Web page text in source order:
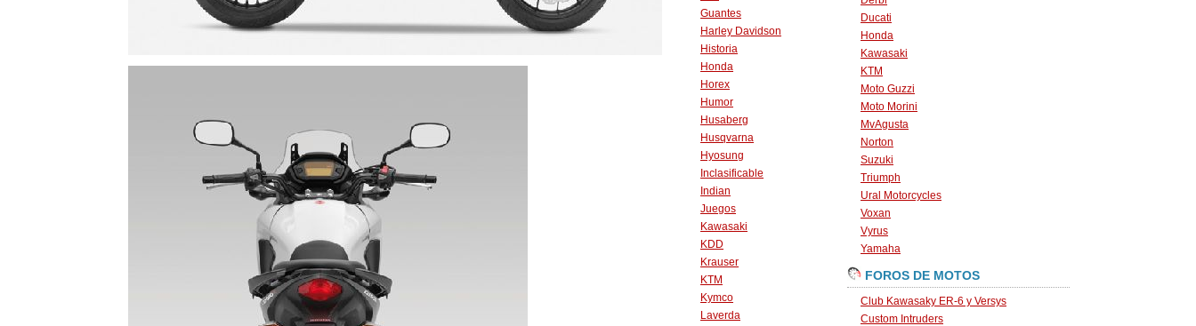
Guantes
Harley Davidson
Historia
Honda
Horex
Humor
Husaberg
Husqvarna
Hyosung
Inclasificable
Indian
Juegos
Kawasaki
KDD
Krauser
KTM
Kymco
Laverda
Ducati
Honda
Kawasaki
KTM
Moto Guzzi
Moto Morini
MvAgusta
Norton
Suzuki
Triumph
Ural Motorcycles
Voxan
Vyrus
Yamaha
FOROS DE MOTOS
Club Kawasaky ER-6 y Versys
Custom Intruders